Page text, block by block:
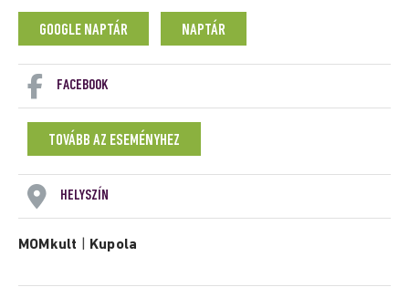
GOOGLE NAPTÁR NAPTÁR
FACEBOOK
TOVÁBB AZ ESEMÉNYHEZ
HELYSZÍN
MOMkult Kupola